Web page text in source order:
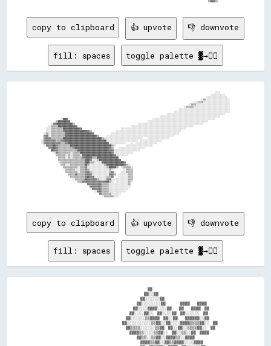
copy to clipboard 👍 upvote 👎 downvote
fill: spaces toggle palette ▓→✊🏽
                ░░████                                                                      ░░░░░░░░░░░░░░░░░░░░░░░░░░░░░░░░░░░░░░░░░░░░░░░░░░░░
            ▒▒██████████                                                                ░░░░░░░░░░░░░░░░░░░░░░░░░░░░░░░░░░░░░░░░░░░░░░░░░░
        ░░▓▓██████████████▒▒                                                    ░░░░░░░░░░░░░░░░░░░░░░░░░░░░░░░░░░░░░░░░░░░░░░░░░░░░░░
      ░░▒▒▒▒▒▒██████████████▓▓                                            ░░░░░░░░░░░░░░░░░░░░░░░░░░░░░░░░░░░░░░░░░░░░░░░░░░░░
    ░░░░▒▒▒▒▒▒▒▒▒▒██████████████▓▓                                ░░░░░░░░░░░░░░░░░░░░░░░░░░░░░░░░░░░░░░░░░░░░░░░░░░░░░░
    ░░░░▒▒▒▒▒▒▒▒▒▒▓▓██████████████████▓▓▒▒                    ░░░░░░░░░░░░░░░░░░░░░░░░░░░░░░░░░░░░░░░░░░░░░░░░░░░░░░
  ░░▒▒░░▒▒▒▒▒▒▒▒▒▒▒▒██████████████████████▓▓              ░░░░░░░░░░░░░░░░░░░░░░░░░░░░░░░░░░░░░░░░░░░░░░░░░░░░░░░░
  ▓▓▓▓░░▒▒▒▒▒▒▒▒▒▒▒▒██████████████████████████▒▒      ░░░░░░░░░░░░░░░░░░░░░░░░░░░░░░░░░░░░░░░░░░░░░░░░░░░░░░░░
  ▓▓▓▓▓▓▒▒▒▒▒▒▒▒▒▒████████████████████████████████▒▒░░░░░░░░░░░░░░░░░░░░░░░░░░░░░░░░    ░░░░░░░░░░░░░░░░░░
░░▓▓▓▓▓▓▓▓▓▓▒▒▒▒▓▓▓▓██████████████████████████████████░░░░░░░░░░░░░░░░░░░░░░░░░░  ░░░░░░░░░░░░░░░░░░
░░▓▓▓▓▓▓▓▓▓▓▓▓▓▓▒▒▒▒▓▓██████████████████████████████████░░░░░░░░░░░░░░    ░░  ░░░░░░░░░░░░░░░░░░
  ░░▓▓▓▓▓▓██▓▓▒▒▒▒▒▒▒▒▒▒██████████████████████████████████▒▒░░        ░░░░░░░░░░░░░░░░░░░░░░
      ▓▓▓▓██▓▓▒▒▒▒▒▒▒▒▒▒▒▒▓▓████████████████████████████▓▓▒▒    ░░░░░░░░░░░░░░░░░░░░░░
        ██▓▓▓▓▒▒▒▒▒▒▒▒▒▒▒▒▒▒▒▒██████████████████████████▓▓▓▓░░░░░░░░░░░░░░░░░░░░░░
          ░░▓▓▒▒▒▒▒▒▒▒▒▒░░▒▒▒▒▒▒██████████████████████████▓▓░░░░░░░░░░░░░░░░
            ▒▒▒▒▒▒▒▒░░▒▒░░▒▒▒▒▒▒░░██████████████████████████▓▓░░░░░░░░░░
              ▒▒▒▒▒▒░░▒▒░░▒▒▒▒▒▒▒▒▓▓██████▒▒▒▒██████████████████
              ▒▒▒▒▒▒▒▒▒▒▒▒▒▒▒▒▒▒▒▒▒▒████▓▓░░░░▒▒██████████████████
              ░░▒▒▒▒▒▒▒▒▒▒▒▒▒▒▒▒▒▒▒▒████▒▒▒▒░░░░░░██████████████████▓▓
                ▒▒▒▒░░░░▒▒▒▒▒▒▒▒▒▒▒▒██▒▒░░░░░░░░░░░░▒▒██████████████▓▓▒▒░░
                  ▒▒▒▒▒▒▒▒▒▒▒▒░░▒▒▒▒▓▓░░░░░░░░░░░░░░░░▒▒██████▒▒  ░░▒▒▒▒▒▒░░
                    ▒▒▒▒▒▒▒▒░░░░▒▒▒▒▓▓▒▒░░░░░░░░░░░░░░░░▒▒░░        ░░▒▒▒▒▒▒
                    ▒▒▒▒▒▒▒▒▒▒░░▒▒▒▒▓▓▓▓▒▒░░░░░░░░░░░░░░▒▒▓▓░░    ░░░░▒▒▒▒▒▒
                      ▒▒▒▒▒▒▓▓▒▒▒▒▒▒▓▓▓▓▓▓░░░░░░░░░░░░░░▓▓▓▓▒▒  ░░░░░░░░▒▒▒▒
                        ▒▒▒▒▒▒▒▒▒▒▒▒▓▓██▓▓▓▓░░░░░░░░░░▒▒▒▒▓▓    ░░░░░░░░▒▒▒▒
                          ░░▒▒▒▒▒▒▒▒██▓▓▓▓▓▓▓▓▒▒░░░░░░▓▓▓▓░░░░░░░░░░░░░░▒▒▒▒
                              ▒▒▒▒▓▓▓▓▓▓▓▓▓▓▓▓▓▓▓▓▓▓▓▓██▒▒░░  ░░░░░░░░░░▒▒░░
                                      ▓▓▓▓▓▓▓▓▓▓▓▓▒▒▒▒▒▒░░░░░░░░░░░░░░░░▒▒
                                        ▓▓▓▓▓▓▓▓▓▓▒▒▒▒▒▒░░░░░░░░░░░░░░░░░░
                                          ▓▓▓▓▓▓▓▓▒▒▒▒▒▒░░░░░░░░░░░░░░░░
                                            ░░▓▓▓▓▒▒▒▒▒▒░░░░░░░░░░░░░░
                                                ▓▓▒▒▒▒▒▒▒▒░░░░░░░░
copy to clipboard 👍 upvote 👎 downvote
fill: spaces toggle palette ▓→✊🏽
                                                          ▓▓
                                                        ▓▓░░▓▓
                                                      ▓▓░░░░░░▓▓
                                                    ▓▓░░░░░░░░▓▓        ▓▓▓▓    ▓▓▓▓
                                                  ▓▓░░░░▓▓▓▓░░░░▓▓    ▓▓    ▓▓▓▓  ▓▓
                                                ▓▓░░░░▓▓░░  ▓▓░░░░▓▓  ▓▓░░░░░░  ▓▓
                                              ▓▓░░░░░░▒▒▓▓▓▓  ▓▓░░▓▓    ▓▓▓▓▓▓░░▓▓
                                            ▓▓░░░░░░░░░░▒▒▓▓░░▓▓░░░░▓▓▓▓▒▒▒▒▓▓░░  ▓▓
                                              ▓▓▒▒▒▒░░░░░░▒▒▓▓  ▓▓░░▓▓░░▒▒▒▒▓▓░░  ▓▓
                                                ▓▓▓▓▒▒░░░░▒▒▓▓░░  ▓▓░░▒▒░░▓▓  ▓▓▓▓
                                                    ▓▓▒▒░░▒▒▓▓░░▓▓▓▓▒▒░░▓▓▓▓
                                                      ▓▓▓▓▒▒▓▓░░▓▓▒▒▓▓▓▓░░░░▓▓▓▓